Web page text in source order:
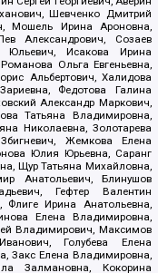
Шевченко Дмитрий
Мошель Ирина Ароновна,
Александрович, Созаев
Юльевич, Исакова Ирина
Ольга Евгеньевна,
Альбертович, Халидова
Федотова Галина
Александр Маркович,
Татьяна Владимировна,
Николаевна, Золотарева
Жемкова Елена
Юлия Юрьевна, Саранг
Щур Татьяна Михайловна,
Анатольевич, Блинушов
Гефтер Валентин
Ирина Анатольевна,
Елена Владимировна,
Владимирович, Максимов
Голубева Елена
Закс Елена Владимировна,
Залмановна, Кокорина